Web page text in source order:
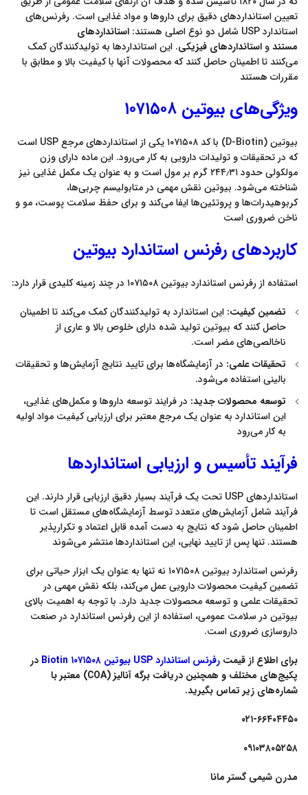
تعیین استانداردهای دقیق برای داروها و مواد غذایی است. رفرنس‌های
استاندارد USP شامل دو نوع اصلی هستند:
استانداردهای
مستندو استانداردهای فیزیکی. این استانداردها به تولیدکنندگان کمک
می‌کنند تا اطمینان حاصل کنند که محصولات آنها با کیفیت بالا و مطابق با
مقررات هستند
ویژگی‌های بیوتین ۱۰۷۱۵۰۸
بیوتین (D-Biotin) با کد ۱۰۷۱۵۰۸ یکی از استانداردهای مرجع USP است
که در تحقیقات و تولیدات دارویی به کار می‌رود. این ماده دارای وزن
مولکولی حدود ۲۴۴٫۳۱ گرم بر مول است و به عنوان یک مکمل غذایی نیز
شناخته می‌شود. بیوتین نقش مهمی در متابولیسم چربی‌ها،
کربوهیدرات‌ها و پروتئین‌ها ایفا می‌کند و برای حفظ سلامت پوست، مو و
ناخن ضروری است
کاربردهای رفرنس استاندارد بیوتین
استفاده از رفرنس استاندارد بیوتین ۱۰۷۱۵۰۸ در چند زمینه کلیدی قرار دارد:
تضمین کیفیت: این استاندارد به تولیدکنندگان کمک می‌کند تا اطمینان
حاصل کنند که بیوتین تولید شده دارای خلوص بالا و عاری از
ناخالصی‌های مضر است.
تحقیقات علمی: در آزمایشگاه‌ها برای تایید نتایج آزمایش‌ها و تحقیقات
بالینی استفاده می‌شود.
توسعه محصولات جدید: در فرایند توسعه داروها و مکمل‌های غذایی،
این استاندارد به عنوان یک مرجع معتبر برای ارزیابی کیفیت مواد اولیه
به کار می‌رود
فرآیند تأسیس و ارزیابی استانداردها
استانداردهای USP تحت یک فرآیند بسیار دقیق ارزیابی قرار دارند. این
فرآیند شامل آزمایش‌های متعدد توسط آزمایشگاه‌های مستقل است تا
اطمینان حاصل شود که نتایج به دست آمده قابل اعتماد و تکرارپذیر
هستند. تنها پس از تایید نهایی، این استانداردها منتشر می‌شوند
رفرنس استاندارد بیوتین ۱۰۷۱۵۰۸ نه تنها به عنوان یک ابزار حیاتی برای
تضمین کیفیت محصولات دارویی عمل می‌کند، بلکه نقش مهمی در
تحقیقات علمی و توسعه محصولات جدید دارد. با توجه به اهمیت بالای
بیوتین در سلامت عمومی، استفاده از این رفرنس استاندارد در صنعت
داروسازی ضروری است.
برای اطلاع از قیمت رفرنس استاندارد USP بیوتین ۱۰۷۱۵۰۸ Biotin
در
پکیج‌های مختلف و همچنین دریافت برگه آنالیز (COA) معتبر با
شماره‌های زیر تماس بگیرید.
۰۲۱-۶۶۴۰۴۴۵۰
۰۹۱۰۳۸۰۵۲۵۸
مدرن شیمی گستر مانا